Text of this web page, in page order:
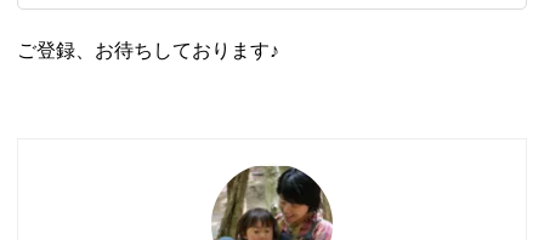
ご登録、お待ちしております♪